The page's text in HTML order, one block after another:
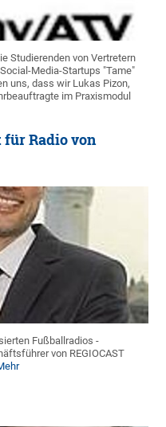
Studierenden von Vertretern
Media-Startups "Tame"
uns, dass wir Lukas Pizon,
im Praxismodul
für Radio von
Fußballradios -
von REGIOCAST